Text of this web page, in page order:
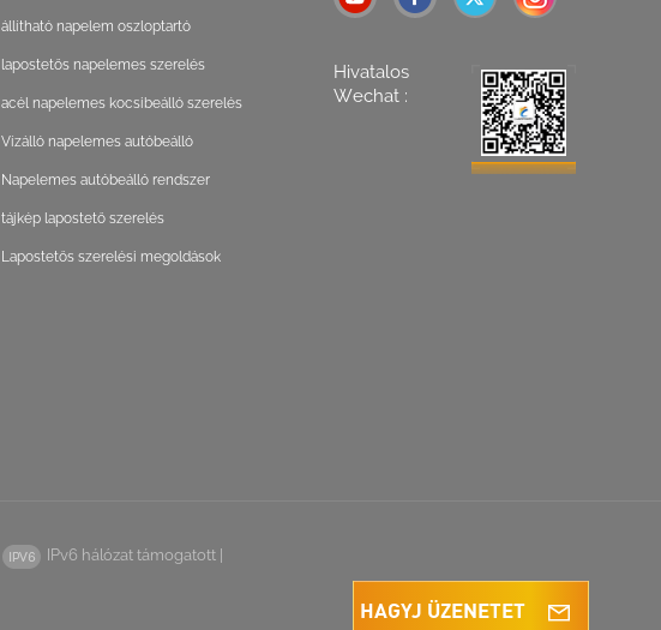
állítható napelem oszloptartó
lapostetős napelemes szerelés
acél napelemes kocsibeálló szerelés
Vízálló napelemes autóbeálló
Napelemes autóbeálló rendszer
tájkép lapostető szerelés
Lapostetős szerelési megoldások
Hivatalos
Wechat :
IPv6 hálózat támogatott|
HAGYJ ÜZENETET